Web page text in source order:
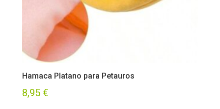
Hamaca Platano para Petauros
8,95 €